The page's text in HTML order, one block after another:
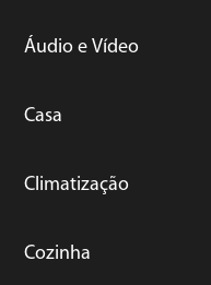
Áudio e Vídeo
Casa
Climatização
Cozinha